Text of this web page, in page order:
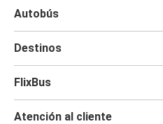
Autobús
Destinos
FlixBus
Atención al cliente